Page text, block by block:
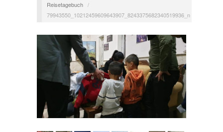
Reisetagebuch /
79943550_10212459609643907_8243375682340519936_n